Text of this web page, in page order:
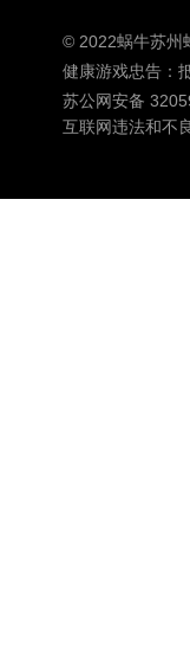
© 2022蜗牛苏州
健康游戏忠告：
苏公网安备
互联网违法和不